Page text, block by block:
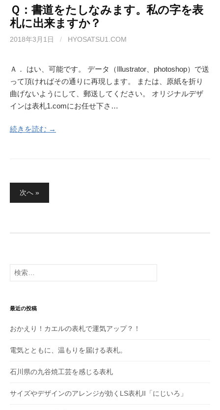
Ｑ：書道をたしなみます。私の字を表
札に出来ますか？
2018年3月1日 / HYOSATSU1.COM
Ａ． はい、可能です。 データ（Illustrator、photoshop）で送
って頂ければその通りに再現します。 または、原紙を折り
曲げないようにして、郵送してください。 オリジナルデザ
インは表札1.comにお任せ下さ…
続きを読む →
り
次へ »
検
索:
最近の投稿
おかえり！カエルの表札で運気アップ？！
電気とともに、温もりを届ける表札。
石川県の九谷焼工芸を感じる表札
サイズやデザインのアレンジが効くLS表札II「にじいろ」